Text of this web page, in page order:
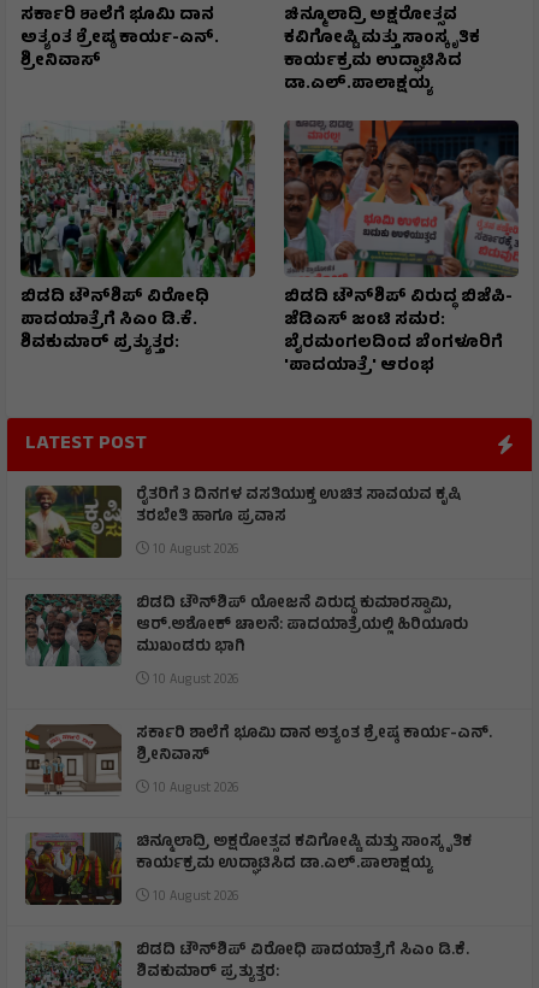
ಸರ್ಕಾರಿ ಶಾಲೆಗೆ ಭೂಮಿ ದಾನ
ಅತ್ಯಂತ ಶ್ರೇಷ್ಠ ಕಾರ್ಯ-ಎನ್.
ಶ್ರೀನಿವಾಸ್
ಚಿನ್ಮೂಲಾದ್ರಿ ಅಕ್ಷರೋತ್ಸವ
ಕವಿಗೋಷ್ಟಿ ಮತ್ತು ಸಾಂಸ್ಕೃತಿಕ
ಕಾರ್ಯಕ್ರಮ ಉದ್ಘಾಟಿಸಿದ
ಡಾ.ಎಲ್.ಪಾಲಾಕ್ಷಯ್ಯ
ಬಿಡದಿ ಟೌನ್‌ಶಿಪ್ ವಿರೋಧಿ
ಪಾದಯಾತ್ರೆಗೆ ಸಿಎಂ ಡಿ.ಕೆ.
ಶಿವಕುಮಾರ್ ಪ್ರತ್ಯುತ್ತರ:
ಬಿಡದಿ ಟೌನ್‌ಶಿಪ್ ವಿರುದ್ಧ ಬಿಜೆಪಿ-
ಜೆಡಿಎಸ್ ಜಂಟಿ ಸಮರ:
ಬೈರಮಂಗಲದಿಂದ ಬೆಂಗಳೂರಿಗೆ
'ಪಾದಯಾತ್ರೆ' ಆರಂಭ
LATEST POST
ರೈತರಿಗೆ 3 ದಿನಗಳ ವಸತಿಯುಕ್ತ ಉಚಿತ ಸಾವಯವ ಕೃಷಿ
ತರಬೇತಿ ಹಾಗೂ ಪ್ರವಾಸ
10 August 2026
ಬಿಡದಿ ಟೌನ್‌ಶಿಪ್‌ ಯೋಜನೆ ವಿರುದ್ಧ ಕುಮಾರಸ್ವಾಮಿ,
ಆರ್.ಅಶೋಕ್ ಚಾಲನೆ: ಪಾದಯಾತ್ರೆಯಲ್ಲಿ ಹಿರಿಯೂರು
ಮುಖಂಡರು ಭಾಗಿ
10 August 2026
ಸರ್ಕಾರಿ ಶಾಲೆಗೆ ಭೂಮಿ ದಾನ ಅತ್ಯಂತ ಶ್ರೇಷ್ಠ ಕಾರ್ಯ-ಎನ್.
ಶ್ರೀನಿವಾಸ್
10 August 2026
ಚಿನ್ಮೂಲಾದ್ರಿ ಅಕ್ಷರೋತ್ಸವ ಕವಿಗೋಷ್ಟಿ ಮತ್ತು ಸಾಂಸ್ಕೃತಿಕ
ಕಾರ್ಯಕ್ರಮ ಉದ್ಘಾಟಿಸಿದ ಡಾ.ಎಲ್.ಪಾಲಾಕ್ಷಯ್ಯ
10 August 2026
ಬಿಡದಿ ಟೌನ್‌ಶಿಪ್ ವಿರೋಧಿ ಪಾದಯಾತ್ರೆಗೆ ಸಿಎಂ ಡಿ.ಕೆ.
ಶಿವಕುಮಾರ್ ಪ್ರತ್ಯುತ್ತರ: